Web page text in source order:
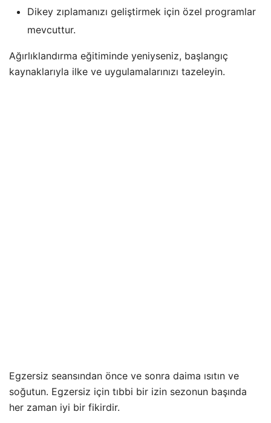
Dikey zıplamanızı geliştirmek için özel programlar
mevcuttur.
Ağırlıklandırma eğitiminde yeniyseniz, başlangıç
kaynaklarıyla ilke ve uygulamalarınızı tazeleyin.
Egzersiz seansından önce ve sonra daima ısıtın ve
soğutun. Egzersiz için tıbbi bir izin sezonun başında
her zaman iyi bir fikirdir.